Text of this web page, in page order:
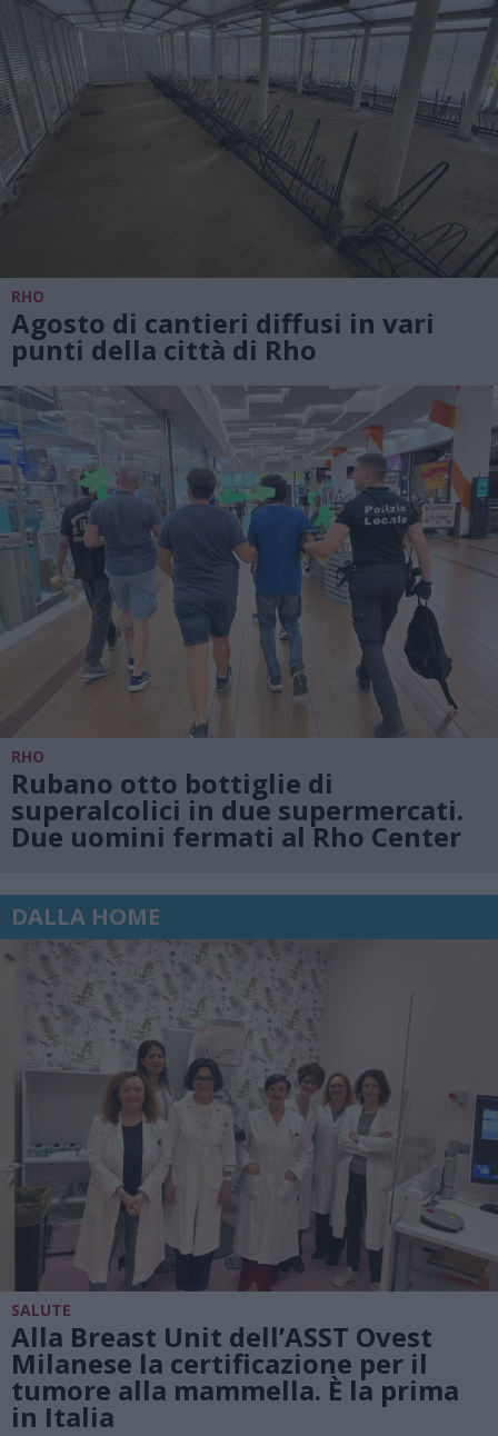
RHO
Agosto di cantieri diffusi in vari
punti della città di Rho
RHO
Rubano otto bottiglie di
superalcolici in due supermercati.
Due uomini fermati al Rho Center
DALLA HOME
SALUTE
Alla Breast Unit dell’ASST Ovest
Milanese la certificazione per il
tumore alla mammella. È la prima
in Italia